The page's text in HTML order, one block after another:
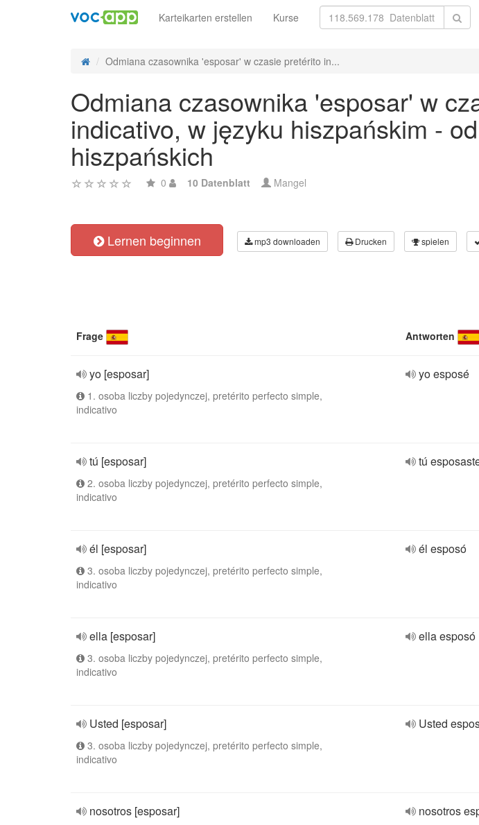
Karteikarten erstellen Kurse
Odmiana czasownika 'esposar' w czasie pretérito in...
Odmiana czasownika 'esposar' w
indicativo, w języku hiszpańskim -
hiszpańskich
0 10 Datenblatt Mangel
Lernen beginnen mp3 downloaden Drucken spielen
Frage Antworten
yo [esposar]
1. osoba liczby pojedynczej, pretérito perfecto simple,
indicativo
yo esposé
tú [esposar]
2. osoba liczby pojedynczej, pretérito perfecto simple,
indicativo
tú
él [esposar]
3. osoba liczby pojedynczej, pretérito perfecto simple,
indicativo
él esposó
ella [esposar]
3. osoba liczby pojedynczej, pretérito perfecto simple,
indicativo
ella esposó
Usted [esposar]
3. osoba liczby pojedynczej, pretérito perfecto simple,
indicativo
Usted
nosotros [esposar] nosotros